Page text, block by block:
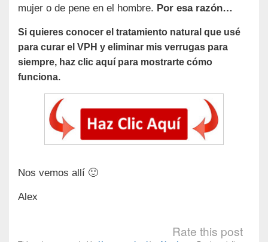
mujer o de pene en el hombre. Por esa razón…
Si quieres conocer el tratamiento natural que usé
para curar el VPH y eliminar mis verrugas para
siempre, haz clic aquí para mostrarte cómo
funciona.
Nos vemos allí 🙂
Alex
Rate this post